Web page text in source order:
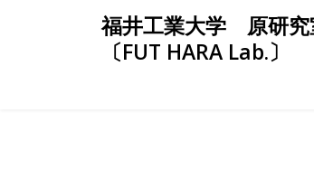
福井工業大学 原研究
〔FUT HARA Lab.〕